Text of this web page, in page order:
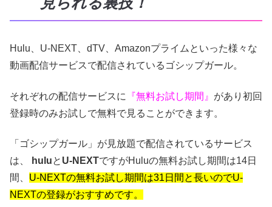
Hulu、U-NEXT、dTV、Amazonプライムといった様々な
動画配信サービスで配信されているゴシップガール。
それぞれの配信サービスに 『無料お試し期間』 があり初回
登録時のみお試しで無料で見ることができます。
「ゴシップガール」が見放題で配信されているサービス
は、
huluと U-NEXTですがHuluの無料お試し期間は14日
間、 U-NEXTの無料お試し期間は31日間と長いのでU-
NEXTの登録がおすすめです。